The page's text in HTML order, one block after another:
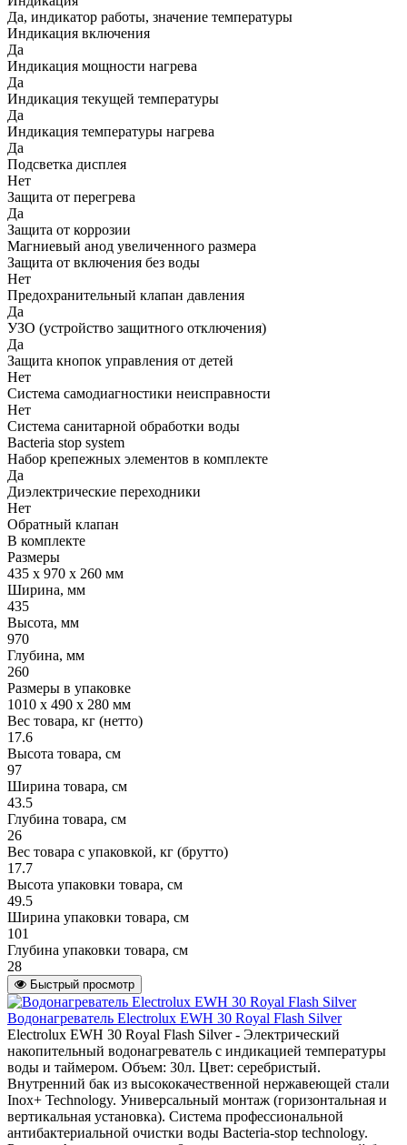
Да, индикатор работы, значение температуры
Индикация включения
Да
Индикация мощности нагрева
Да
Индикация текущей температуры
Да
Индикация температуры нагрева
Да
Подсветка дисплея
Нет
Защита от перегрева
Да
Защита от коррозии
Магниевый анод увеличенного размера
Защита от включения без воды
Нет
Предохранительный клапан давления
Да
УЗО (устройство защитного отключения)
Да
Защита кнопок управления от детей
Нет
Система самодиагностики неисправности
Нет
Система санитарной обработки воды
Bacteria stop system
Набор крепежных элементов в комплекте
Да
Диэлектрические переходники
Нет
Обратный клапан
В комплекте
Размеры
435 х 970 х 260 мм
Ширина, мм
435
Высота, мм
970
Глубина, мм
260
Размеры в упаковке
1010 х 490 х 280 мм
Вес товара, кг (нетто)
17.6
Высота товара, см
97
Ширина товара, см
43.5
Глубина товара, см
26
Вес товара с упаковкой, кг (брутто)
17.7
Высота упаковки товара, см
49.5
Ширина упаковки товара, см
101
Глубина упаковки товара, см
28
Быстрый просмотр
Водонагреватель Electrolux EWH 30 Royal Flash Silver
Electrolux EWH 30 Royal Flash Silver - Электрический
накопительный водонагреватель с индикацией температуры
воды и таймером. Объем: 30л. Цвет: серебристый.
Внутренний бак из высококачественной нержавеющей стали
Inox+ Technology. Универсальный монтаж (горизонтальная и
вертикальная установка). Система профессиональной
антибактериальной очистки воды Bacteria-stop technology.